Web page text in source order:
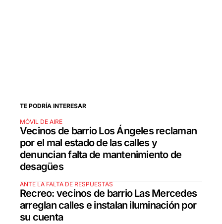
TE PODRÍA INTERESAR
MÓVIL DE AIRE
Vecinos de barrio Los Ángeles reclaman
por el mal estado de las calles y
denuncian falta de mantenimiento de
desagües
ANTE LA FALTA DE RESPUESTAS
Recreo: vecinos de barrio Las Mercedes
arreglan calles e instalan iluminación por
su cuenta